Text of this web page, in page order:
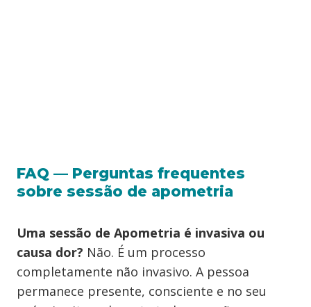
FAQ — Perguntas frequentes
sobre sessão de apometria
Uma sessão de Apometria é invasiva ou
causa dor? Não. É um processo
completamente não invasivo. A pessoa
permanece presente, consciente e no seu